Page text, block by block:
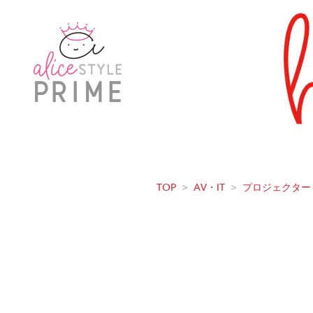
TOP > AV・IT > プロジェクター